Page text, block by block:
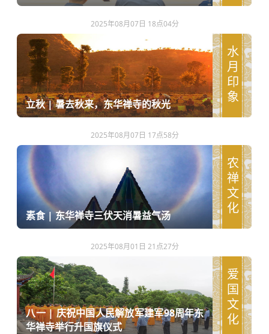
2025年08月07日 18点04分
立秋 | 暑去秋来，东华禅寺的秋光 水月印象
2025年08月07日 17点58分
素食 | 东华禅寺三伏天消暑益气汤 农禅文化
2025年08月01日 21点27分
八一 | 庆祝中国人民解放军建军98周年东
华禅寺举行升国旗仪式
爱国文化